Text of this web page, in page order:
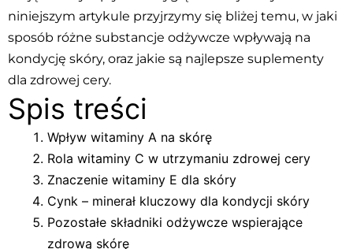
niniejszym artykule przyjrzymy się bliżej temu, w jaki
sposób różne substancje odżywcze wpływają na
kondycję skóry, oraz jakie są najlepsze suplementy
dla zdrowej cery.
Spis treści
Wpływ witaminy A na skórę
Rola witaminy C w utrzymaniu zdrowej cery
Znaczenie witaminy E dla skóry
Cynk – minerał kluczowy dla kondycji skóry
Pozostałe składniki odżywcze wspierające
zdrową skórę